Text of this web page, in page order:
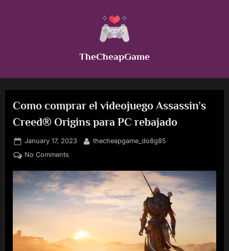
TheCheapGame
Como comprar el videojuego Assassin’s
Creed® Origins para PC rebajado
Posted
on
January 17, 2023 By
thecheapgame_do8g85
No Commentson
comprar
el
videojuego
Assassin’s
Origins